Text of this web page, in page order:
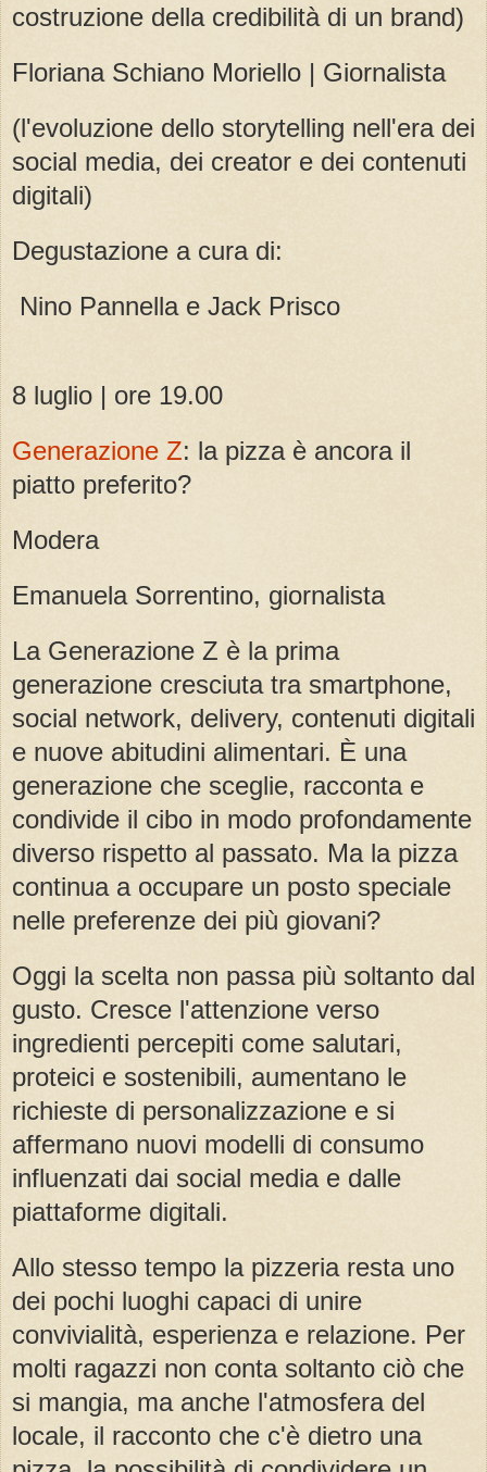
costruzione della credibilità di un brand)
Floriana Schiano Moriello | Giornalista
(l'evoluzione dello storytelling nell'era dei
social media, dei creator e dei contenuti
digitali)
Degustazione a cura di:
Nino Pannella e Jack Prisco
8 luglio | ore 19.00
Generazione Z: la pizza è ancora il
piatto preferito?
Modera
Emanuela Sorrentino, giornalista
La Generazione Z è la prima
generazione cresciuta tra smartphone,
social network, delivery, contenuti digitali
e nuove abitudini alimentari. È una
generazione che sceglie, racconta e
condivide il cibo in modo profondamente
diverso rispetto al passato. Ma la pizza
continua a occupare un posto speciale
nelle preferenze dei più giovani?
Oggi la scelta non passa più soltanto dal
gusto. Cresce l'attenzione verso
ingredienti percepiti come salutari,
proteici e sostenibili, aumentano le
richieste di personalizzazione e si
affermano nuovi modelli di consumo
influenzati dai social media e dalle
piattaforme digitali.
Allo stesso tempo la pizzeria resta uno
dei pochi luoghi capaci di unire
convivialità, esperienza e relazione. Per
molti ragazzi non conta soltanto ciò che
si mangia, ma anche l'atmosfera del
locale, il racconto che c'è dietro una